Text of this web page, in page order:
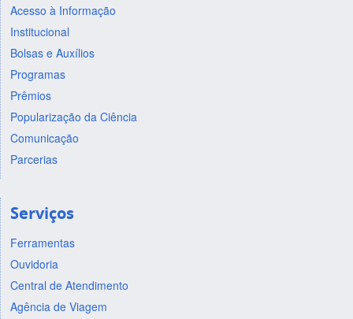
Acesso à Informação
Institucional
Bolsas e Auxílios
Programas
Prêmios
Popularização da Ciência
Comunicação
Parcerias
Serviços
Ferramentas
Ouvidoria
Central de Atendimento
Agência de Viagem